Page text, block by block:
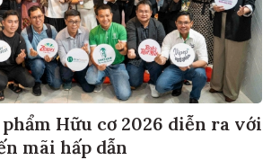
Hữu cơ 2026 diễn ra với
mãi hấp dẫn